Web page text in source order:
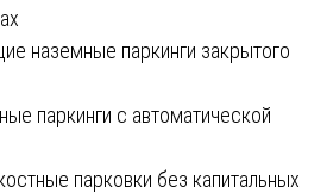
наземные паркинги закрытого
паркинги с автоматической
парковки без капитальных